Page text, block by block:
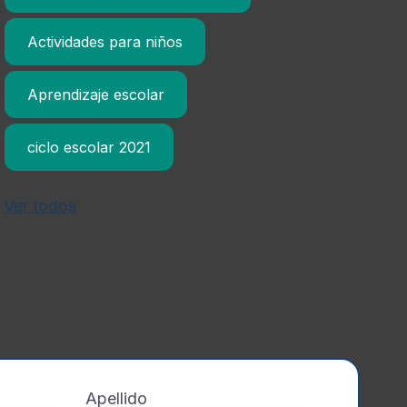
Actividades para niños
Aprendizaje escolar
ciclo escolar 2021
Ver todos
Apellido